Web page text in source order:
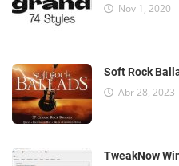
Nov 1, 2020
Soft Rock
Abr 28, 2023
TweakNow